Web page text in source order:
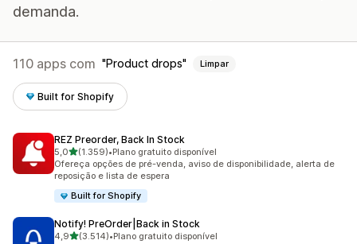
demanda.
110 apps com Product drops Limpar
Built for Shopify
REZ Preorder, Back In Stock
5,0de 5 estrelas
(1.359)
1359 avaliações ao todo
•Plano gratuito disponível
Ofereça opções de pré-venda, aviso de disponibilidade, alerta de
reposição e lista de espera
Built for Shopify
Notify! PreOrder|Back in Stock
4,9de 5 estrelas
(3.514)
3514 avaliações ao todo
•Plano gratuito disponível